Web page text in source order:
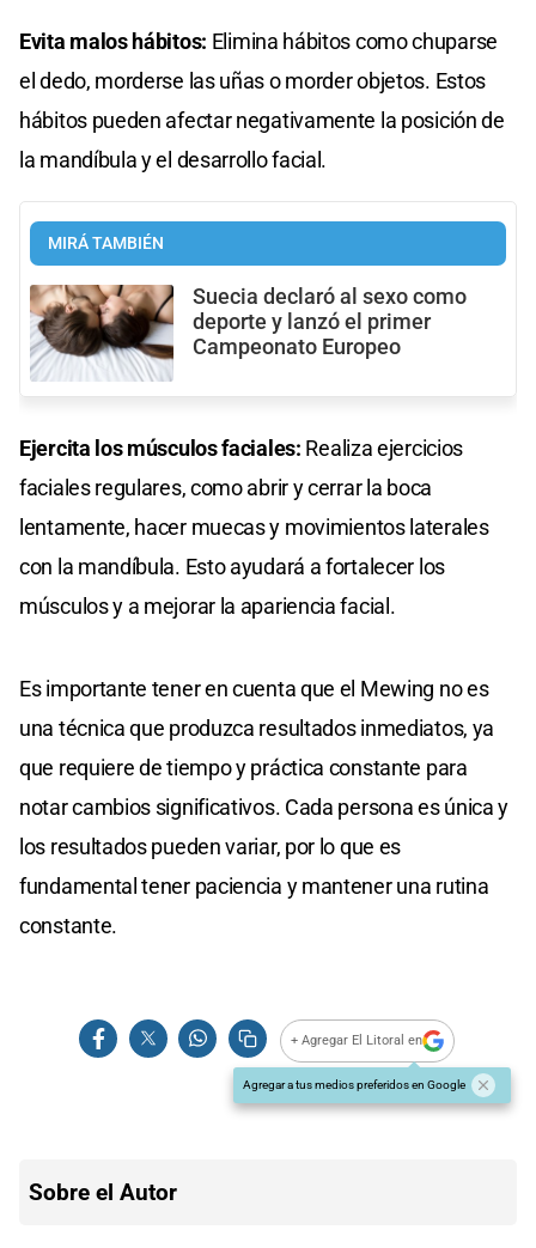
Evita malos hábitos: Elimina hábitos como chuparse
el dedo, morderse las uñas o morder objetos. Estos
hábitos pueden afectar negativamente la posición de
la mandíbula y el desarrollo facial.
MIRÁ TAMBIÉN
Suecia declaró al sexo como
deporte y lanzó el primer
Campeonato Europeo
Ejercita los músculos faciales: Realiza ejercicios
faciales regulares, como abrir y cerrar la boca
lentamente, hacer muecas y movimientos laterales
con la mandíbula. Esto ayudará a fortalecer los
músculos y a mejorar la apariencia facial.
Es importante tener en cuenta que el Mewing no es
una técnica que produzca resultados inmediatos, ya
que requiere de tiempo y práctica constante para
notar cambios significativos. Cada persona es única y
los resultados pueden variar, por lo que es
fundamental tener paciencia y mantener una rutina
constante.
+ Agregar El Litoral en
Agregar a tus medios preferidos en Google
Sobre el Autor